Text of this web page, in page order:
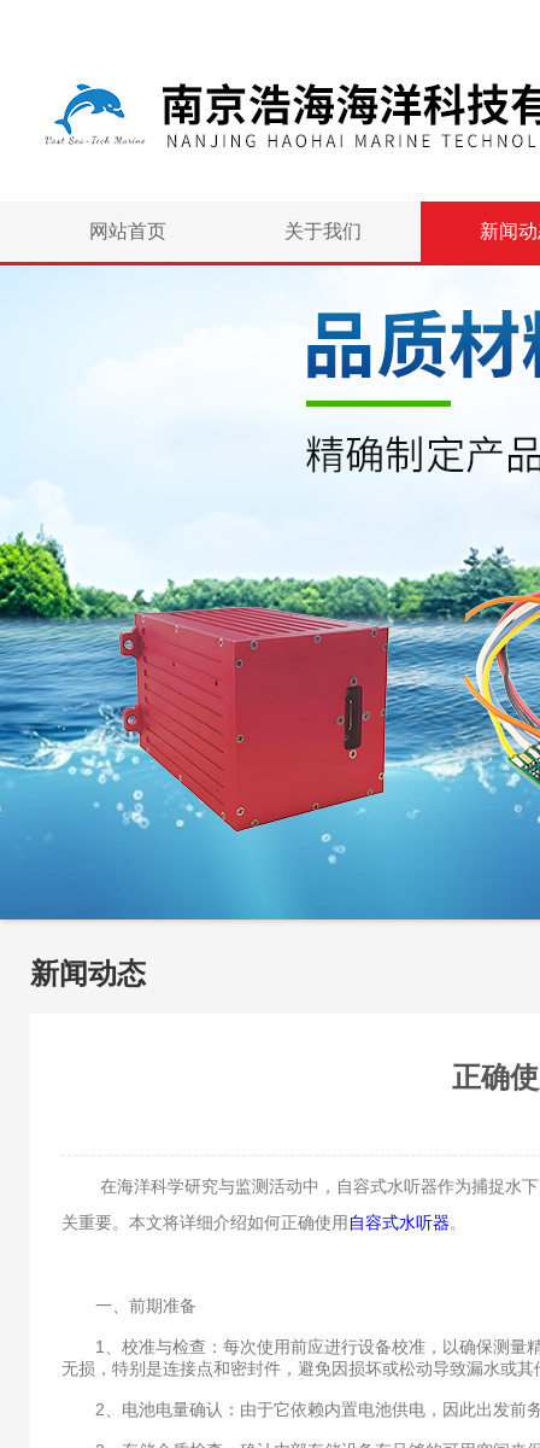
网站首页 关于我们 新闻
新闻动态
正确
在海洋科学研究与监测活动中，自容式水听器作为捕捉水下
关重要。本文将详细介绍如何正确使用 自容式水听器。
一、前期准备
1、校准与检查：每次使用前应进行设备校准，以确保测量
无损，特别是连接点和密封件，避免因损坏或松动导致漏水或其
2、电池电量确认：由于它依赖内置电池供电，因此出发前